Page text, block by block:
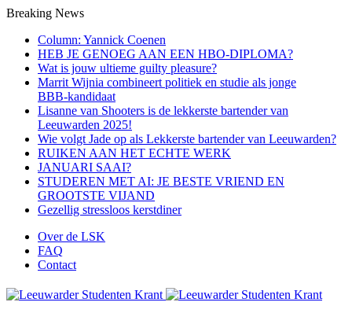
Breaking News
Column: Yannick Coenen
HEB JE GENOEG AAN EEN HBO-DIPLOMA?
Wat is jouw ultieme guilty pleasure?
Marrit Wijnia combineert politiek en studie als jonge
BBB‑kandidaat
Lisanne van Shooters is de lekkerste bartender van
Leeuwarden 2025!
Wie volgt Jade op als Lekkerste bartender van Leeuwarden?
RUIKEN AAN HET ECHTE WERK
JANUARI SAAI?
STUDEREN MET AI: JE BESTE VRIEND EN
GROOTSTE VIJAND
Gezellig stressloos kerstdiner
Over de LSK
FAQ
Contact